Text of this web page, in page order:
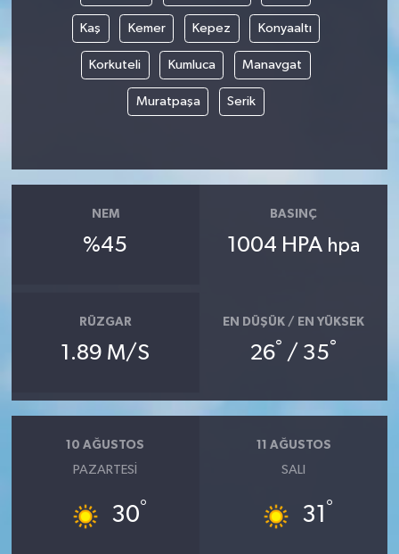
Kaş Kemer Kepez Konyaaltı
Korkuteli Kumluca Manavgat
Muratpaşa Serik
NEM
%45
BASINÇ
1004 HPA hpa
RÜZGAR
1.89 M/S
EN DÜŞÜK / EN YÜKSEK
26° / 35°
10 AĞUSTOS
PAZARTESI
30°
11 AĞUSTOS
SALI
31 °